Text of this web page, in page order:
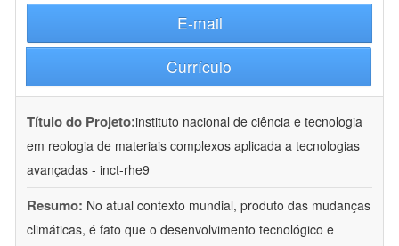
E-mail
Currículo
Título do Projeto:instituto nacional de ciência e tecnologia
em reologia de materiais complexos aplicada a tecnologias
avançadas - inct-rhe9
Resumo: No atual contexto mundial, produto das mudanças
climáticas, é fato que o desenvolvimento tecnológico e